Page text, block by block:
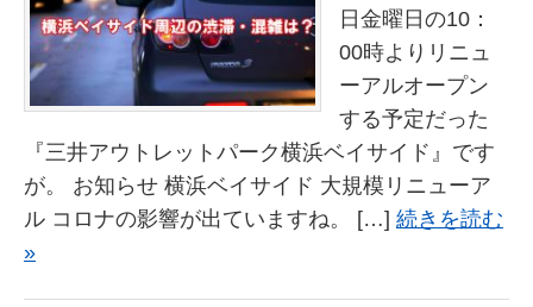
日金曜日の10：
00時よりリニュ
ーアルオープン
する予定だった
『三井アウトレットパーク横浜ベイサイド』です
が。 お知らせ 横浜ベイサイド 大規模リニューア
ル コロナの影響が出ていますね。 […] 続きを読む
»